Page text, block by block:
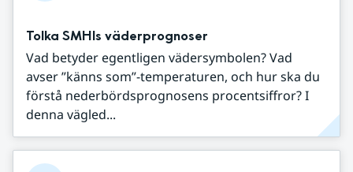
Tolka SMHIs väderprognoser
Vad betyder egentligen vädersymbolen? Vad
avser ”känns som”-temperaturen, och hur ska du
förstå nederbördsprognosens procentsiffror? I
denna vägled...